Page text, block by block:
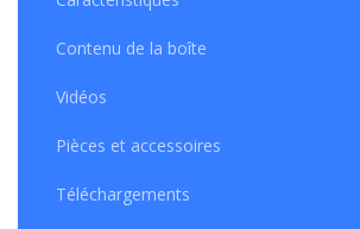
Contenu de la boîte
Vidéos
Pièces et accessoires
Téléchargements